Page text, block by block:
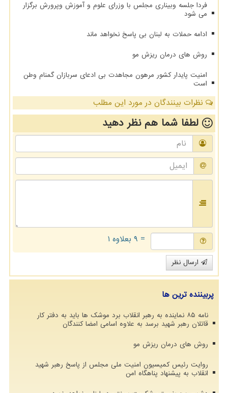
فردا جلسه وبیناری مجلس با وزرای علوم و آموزش وپرورش برگزار
می‎ شود
ادامه حملات به لبنان بی پاسخ نخواهد ماند
روش های درمان ریزش مو
امنیت پایدار کشور مرهون مجاهدت بی ادعای سربازان گمنام وطن
است
نظرات بینندگان در مورد این مطلب
لطفا شما همنظر دهید
= ۹ بعلاوه ۱
ارسال نظر
پربیننده ترین ها
نامه ۸۵ نماینده به رهبر انقلاب برد موشک ها باید به دفتر کار
قاتلان رهبر شهید برسد به علاوه اسامی امضا کنندگان
روش های درمان ریزش مو
روایت رئیس کمیسیون امنیت ملی مجلس از پاسخ رهبر شهید
انقلاب به پیشنهاد پناهگاه امن